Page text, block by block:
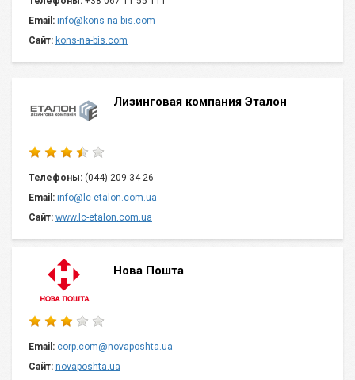
Email: info@kons-na-bis.com
Сайт: kons-na-bis.com
Лизинговая компания Эталон
Телефоны: (044) 209-34-26
Email: info@lc-etalon.com.ua
Сайт: www.lc-etalon.com.ua
Нова Пошта
Email: corp.com@novaposhta.ua
Сайт: novaposhta.ua